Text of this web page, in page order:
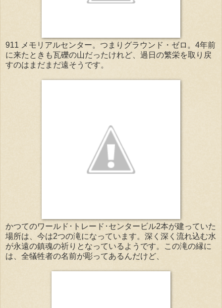
911 メモリアルセンター。つまりグラウンド・ゼロ。4年前
に来たときも瓦礫の山だったけれど、過日の繁栄を取り戻
すのはまだまだ遠そうです。
かつてのワールド･トレード･センタービル2本が建っていた
場所は、今は2つの滝になっています。深く深く流れ込む水
が永遠の鎮魂の祈りとなっているようです。この滝の縁に
は、全犠牲者の名前が彫ってあるんだけど、